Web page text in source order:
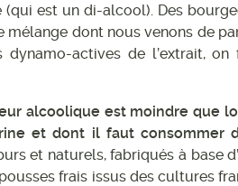
est un di-alcool). Des
dont nous venons de
dynamo-actives de l’extrait,
alcoolique est moindre que
et dont il faut consommer
et naturels, fabriqués à base
frais issus des cultures